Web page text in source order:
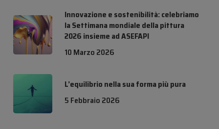
Innovazione e sostenibilità: celebriamo
la Settimana mondiale della pittura
2026 insieme ad ASEFAPI
10 Marzo 2026
L’equilibrio nella sua forma più pura
5 Febbraio 2026